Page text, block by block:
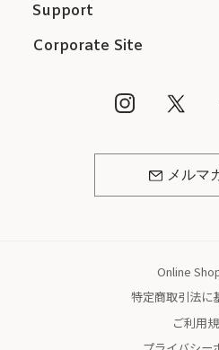
Support
Corporate Site
メルマ
Online
特定商取引法に
ご利用